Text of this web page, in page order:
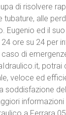
di risolvere
alle
Eugenio ed il
ore su 24 per
di
potrai
veloce ed
soddisfazione
informazioni
a Ferrara